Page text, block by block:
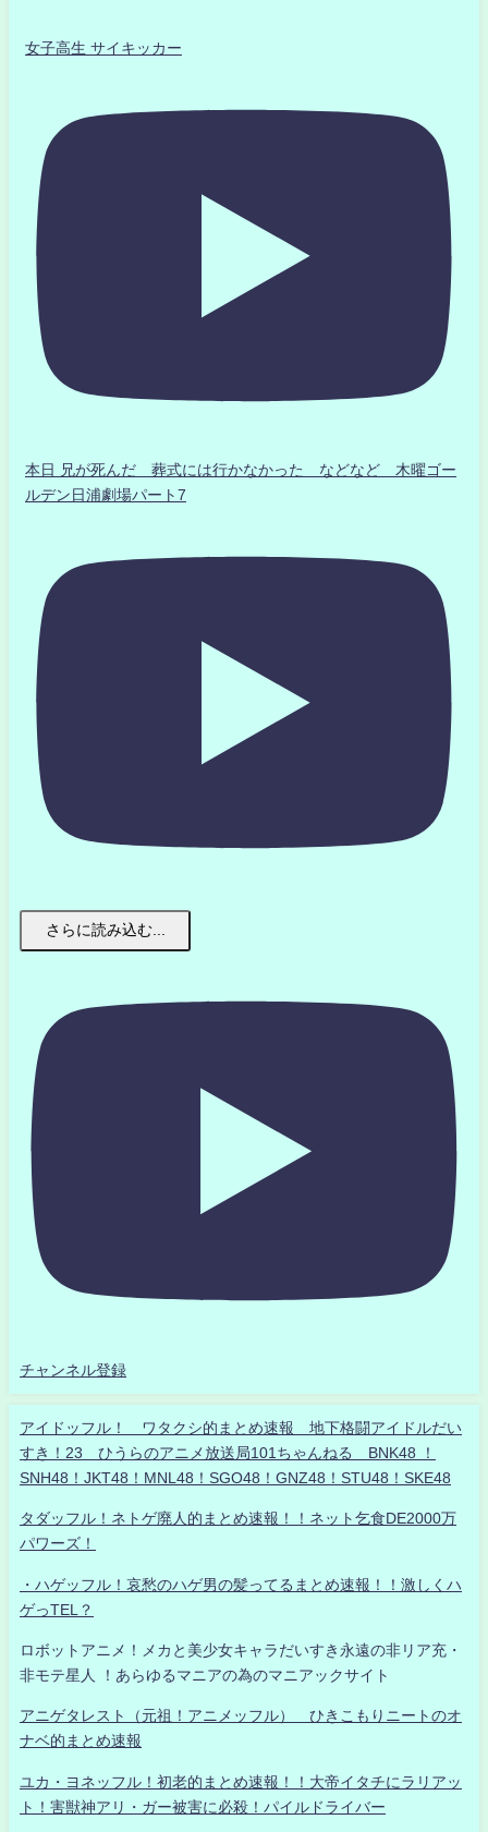
女子高生 サイキッカー
本日 兄が死んだ 葬式には行かなかった などなど 木曜ゴー
ルデン日浦劇場パート7
さらに読み込む...
チャンネル登録
アイドッフル！ ワタクシ的まとめ速報 地下格闘アイドルだい
すき！23 ひうらのアニメ放送局101ちゃんねる BNK48 ！
SNH48！JKT48！MNL48！SGO48！GNZ48！STU48！SKE48
タダッフル！ネトゲ廃人的まとめ速報！！ネット乞食DE2000万
パワーズ！
・ハゲッフル！哀愁のハゲ男の髪ってるまとめ速報！！激しくハ
ゲっTEL？
ロボットアニメ！メカと美少女キャラだいすき永遠の非リア充・
非モテ星人 ！あらゆるマニアの為のマニアックサイト
アニゲタレスト（元祖！アニメッフル） ひきこもりニートのオ
ナベ的まとめ速報
ユカ・ヨネッフル！初老的まとめ速報！！大帝イタチにラリアッ
ト！害獣神アリ・ガー被害に必殺！パイルドライバー